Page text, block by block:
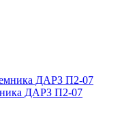
ДАРЗ П2-07